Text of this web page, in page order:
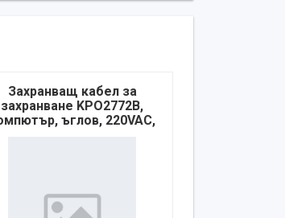
Захранващ кабел за
захранване KPO2772B,
ъглов, 220VAC,